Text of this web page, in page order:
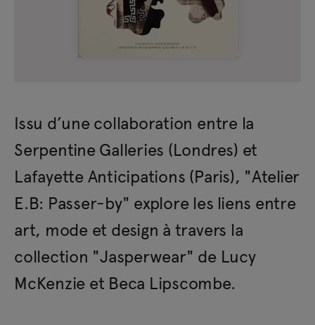
Issu d’une collaboration entre la
Serpentine Galleries (Londres) et
Lafayette Anticipations (Paris), "Atelier
E.B: Passer-by" explore les liens entre
art, mode et design à travers la
collection "Jasperwear" de Lucy
McKenzie et Beca Lipscombe.